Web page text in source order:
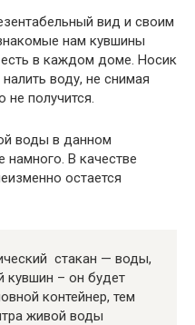
вид и своим
нам кувшины
в каждом доме. Носик
воду, не снимая
не получится.
воды в данном
намного. В качестве
остается
стакан — воды,
кувшин – он будет
контейнер, тем
живой воды